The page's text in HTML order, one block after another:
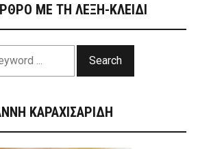
ΜΕ ΤΗ ΛΕΞΗ-ΚΛΕΙΔΙ
Search
ΚΑΡΑΧΙΣΑΡΙΔΗ